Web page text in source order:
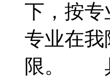
下，按
专业在
限。 具